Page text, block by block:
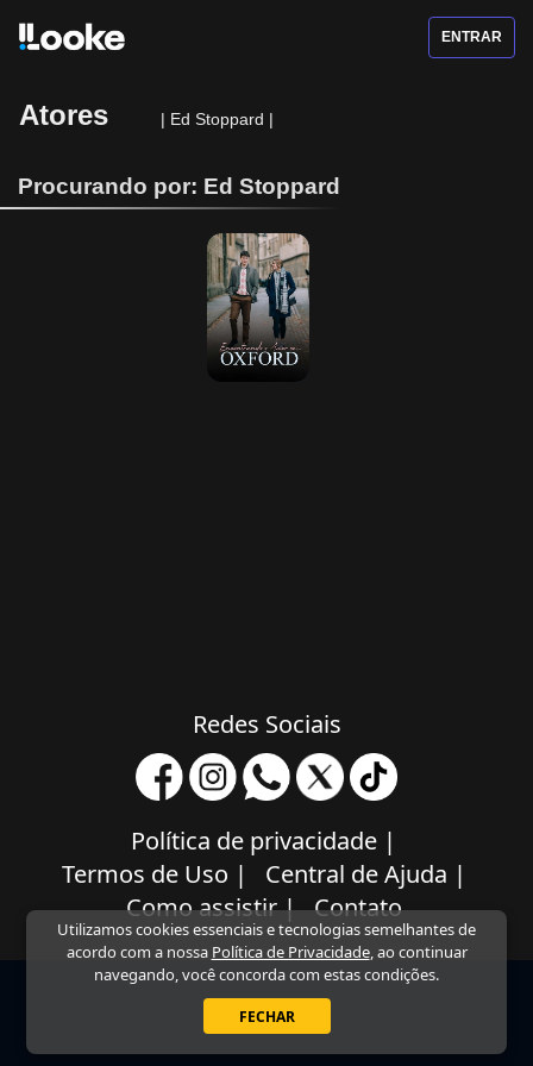
Utilizamos cookies essenciais e tecnologias semelhantes de
acordo com a nossa Política de Privacidade, ao continuar
navegando, você concorda com estas condições.
FECHAR
ENTRAR
Atores | Ed Stoppard |
Procurando por: Ed Stoppard
Encontrando o
Amor em Oxford
Redes Sociais
Política de privacidade |
Termos de Uso | Central de Ajuda |
Como assistir| Contato